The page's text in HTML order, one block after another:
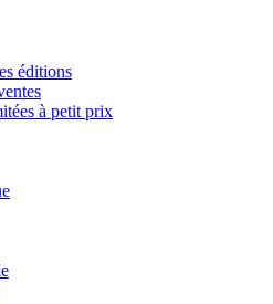
éditions
à petit prix